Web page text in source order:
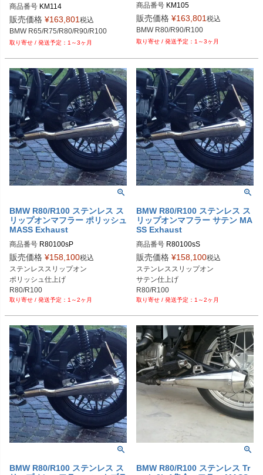
商品番号 KM114
BMW R80/R90/R100 - Full Exhaust
System "Shorty"
販売価格 ¥163,801税込
BMW R65/R75/R80/R90/R100
1～3ヶ月
商品番号 KM105
BMW - Full Exhaust System "Speed"
販売価格 ¥163,801 税込
BMW R80/R90/R100
1～3ヶ月
BMW R80/R100 ステンレス ス
リップオンマフラー ポリッシュ
MASS Exhaust
商品番号 R80100sP
※メーカーSKUなし
https://www.massmoto.it/prodotto/bm
w-r80100-slip-on-silencers/
ポリッシュ仕上げを選択してくださ
販売価格 ¥158,100税込
ステンレススリップオン
ポリッシュ仕上げ
R80/R100
1～2ヶ月
BMW R80/R100 ステンレス ス
リップオンマフラー サテン MA
SS Exhaust
商品番号 R80100sS
※メーカーSKUなし
https://www.massmoto.it/prodotto/bm
w-r80100-slip-on-silencers/
サテン仕上げを選択してください
販売価格 ¥158,100税込
ステンレススリップオン
サテン仕上げ
R80/R100
1～2ヶ月
BMW R80/R100 ステンレス ス
BMW R80/R100 ステンレス Tr